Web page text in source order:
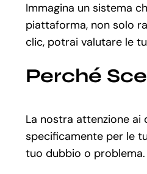
Immagina un sistema
piattaforma, non solo
clic, potrai valutare le
Perché
La nostra attenzione
specificamente per le
tuo dubbio o problema.